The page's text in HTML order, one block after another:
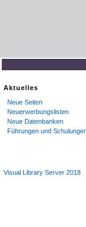
Aktuelles
Neue Seiten
Neuerwerbungslisten
Neue Datenbanken
Führungen und
Visual Library Server 2018